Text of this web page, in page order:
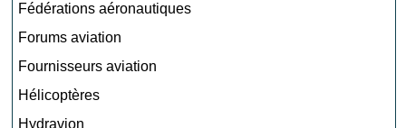
Fédérations aéronautiques
Forums aviation
Fournisseurs aviation
Hélicoptères
Hydravion